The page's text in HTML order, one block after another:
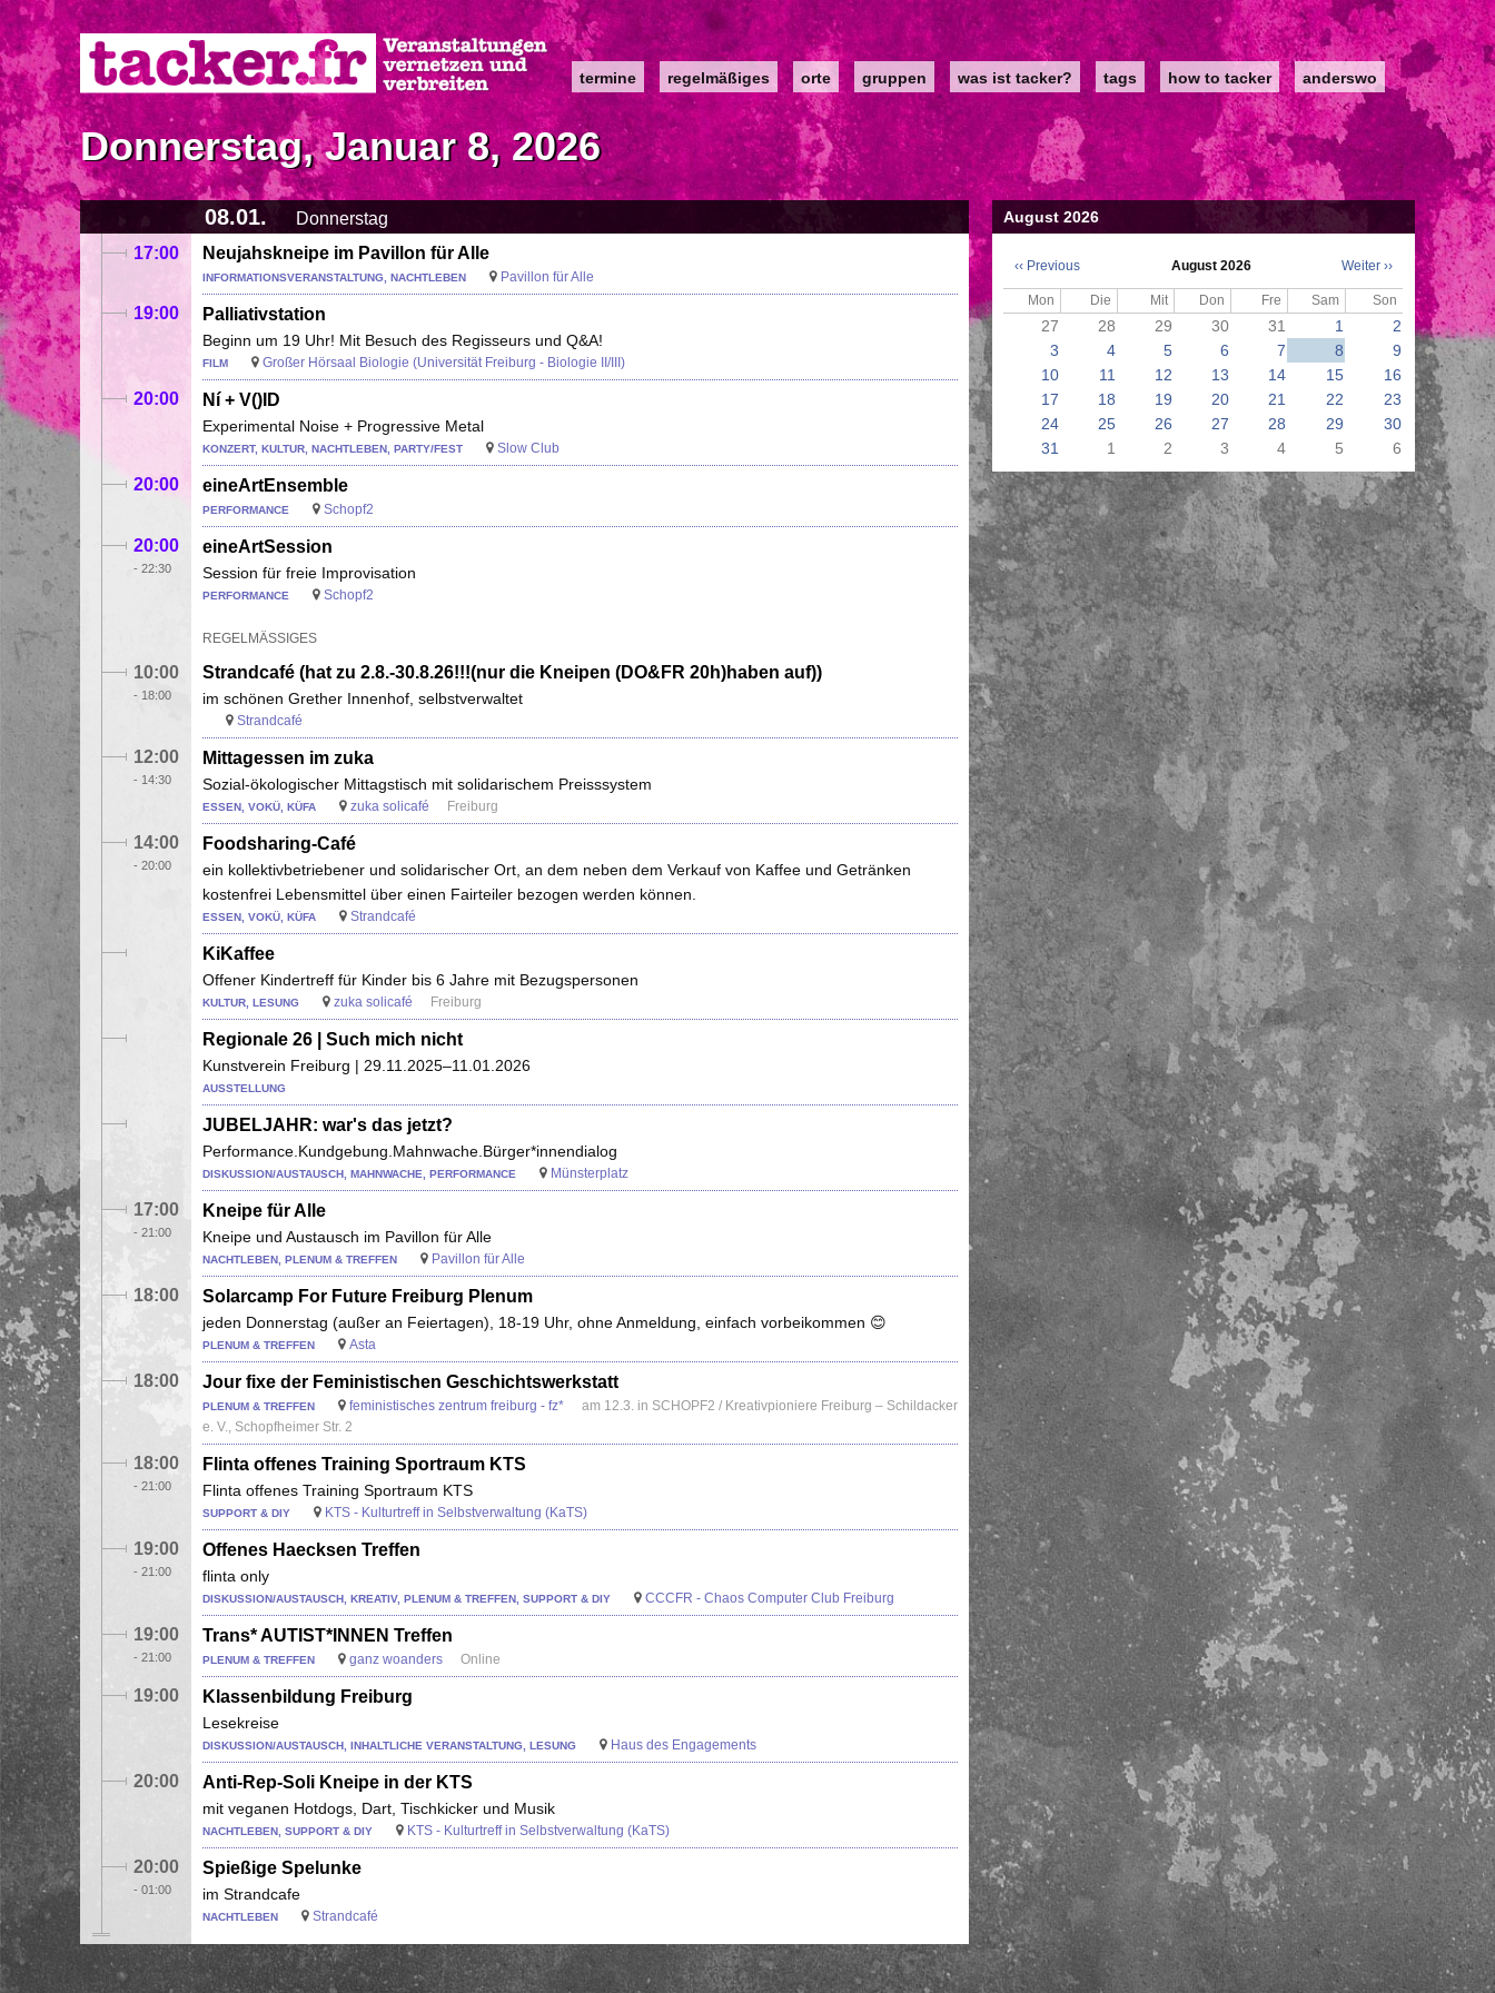
Direkt
zum
Inhalt
Main
navigation
termine regelmäßiges orte gruppen was ist tacker? tags how to tacker anderswo
Donnerstag, Januar 8, 2026
08.01.
Donnerstag
Neujahskneipe im Pavillon für Alle
17:00
INFORMATIONSVERANSTALTUNG, NACHTLEBEN Pavillon für Alle
Palliativstation
Beginn um 19 Uhr! Mit Besuch des Regisseurs und Q&A!
19:00
FILM Großer Hörsaal Biologie (Universität Freiburg - Biologie II/III)
Ní + V()ID
Experimental Noise + Progressive Metal
20:00
KONZERT, KULTUR, NACHTLEBEN, PARTY/FEST Slow Club
eineArtEnsemble
20:00
PERFORMANCE Schopf2
eineArtSession
Session für freie Improvisation
20:00
- 22:30
PERFORMANCE Schopf2
REGELMÄSSIGES
Strandcafé (hat zu 2.8.-30.8.26!!!(nur die Kneipen (DO&FR 20h)haben auf))
im schönen Grether Innenhof, selbstverwaltet
10:00
- 18:00
Strandcafé
Mittagessen im zuka
Sozial-ökologischer Mittagstisch mit solidarischem Preisssystem
12:00
- 14:30
ESSEN, VOKÜ, KÜFA zuka solicafé Freiburg
Foodsharing-Café
ein kollektivbetriebener und solidarischer Ort, an dem neben dem Verkauf von Kaffee und Getränken
kostenfrei Lebensmittel über einen Fairteiler bezogen werden können.
14:00
- 20:00
ESSEN, VOKÜ, KÜFA Strandcafé
KiKaffee
Offener Kindertreff für Kinder bis 6 Jahre mit Bezugspersonen
KULTUR, LESUNG zuka solicafé Freiburg
Regionale 26 | Such mich nicht
Kunstverein Freiburg | 29.11.2025–11.01.2026
AUSSTELLUNG
JUBELJAHR: war's das jetzt?
Performance.Kundgebung.Mahnwache.Bürger*innendialog
DISKUSSION/AUSTAUSCH, MAHNWACHE, PERFORMANCE Münsterplatz
Kneipe für Alle
Kneipe und Austausch im Pavillon für Alle
17:00
- 21:00
NACHTLEBEN, PLENUM & TREFFEN Pavillon für Alle
Solarcamp For Future Freiburg Plenum
jeden Donnerstag (außer an Feiertagen), 18-19 Uhr, ohne Anmeldung, einfach vorbeikommen 😊
18:00
PLENUM & TREFFEN Asta
Jour fixe der Feministischen Geschichtswerkstatt
18:00
PLENUM & TREFFEN feministisches zentrum freiburg - fz*
am 12.3. in SCHOPF2 / Kreativpioniere Freiburg – Schildacker
e. V., Schopfheimer Str. 2
Flinta offenes Training Sportraum KTS
Flinta offenes Training Sportraum KTS
18:00
- 21:00
SUPPORT & DIY KTS - Kulturtreff in Selbstverwaltung (KaTS)
Offenes Haecksen Treffen
flinta only
19:00
- 21:00
DISKUSSION/AUSTAUSCH, KREATIV, PLENUM & TREFFEN, SUPPORT & DIY CCCFR - Chaos Computer Club Freiburg
Trans* AUTIST*INNEN Treffen
19:00
- 21:00 PLENUM & TREFFEN ganz woanders Online
Klassenbildung Freiburg
Lesekreise
19:00
DISKUSSION/AUSTAUSCH, INHALTLICHE VERANSTALTUNG, LESUNG Haus des Engagements
Anti-Rep-Soli Kneipe in der KTS
mit veganen Hotdogs, Dart, Tischkicker und Musik
20:00
NACHTLEBEN, SUPPORT & DIY KTS - Kulturtreff in Selbstverwaltung (KaTS)
Spießige Spelunke
im Strandcafe
20:00
- 01:00
NACHTLEBEN Strandcafé
August 2026
Seitennummerierung
‹‹ Previous August 2026 Weiter ››
Mon Die Mit Don Fre Sam Son
27 28 29 30 31 1
2
3
4 5 6 7 8
9
10
11 12 13 14 15
16
17
18 19 20 21 22
23
24
25 26 27 28 29
30
31
1 2 3 4 5 6